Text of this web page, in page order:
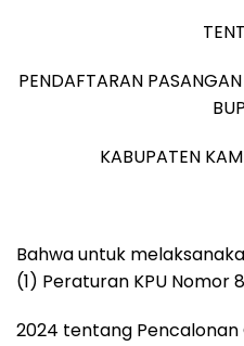
PENDAFTARAN
KABUPATEN
Bahwa untuk
(1) Peraturan KPU Nomor
2024 tentang Pencalonan